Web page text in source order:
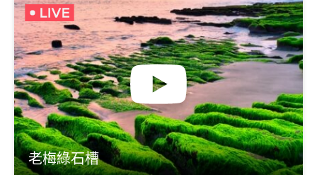
老梅綠石槽